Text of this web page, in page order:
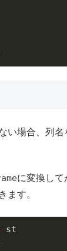
い場合、列
に変換して
ます。